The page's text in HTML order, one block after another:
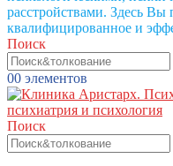
расстройствами. Здесь Вы
квалифицированное и
Поиск
00 элементов
Поиск